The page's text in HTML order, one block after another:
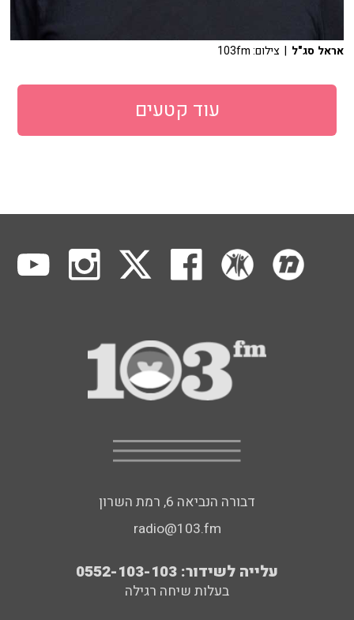
אראל סג"ל | צילום: 103fm
עוד קטעים
דבורה הנביאה 6, רמת השרון
radio@103.fm
עלייה לשידור: 0552-103-103
בעלות שיחה רגילה